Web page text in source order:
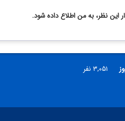
این نظر، به من اطلاع داده شود.
۳,۰۵۱ نفر